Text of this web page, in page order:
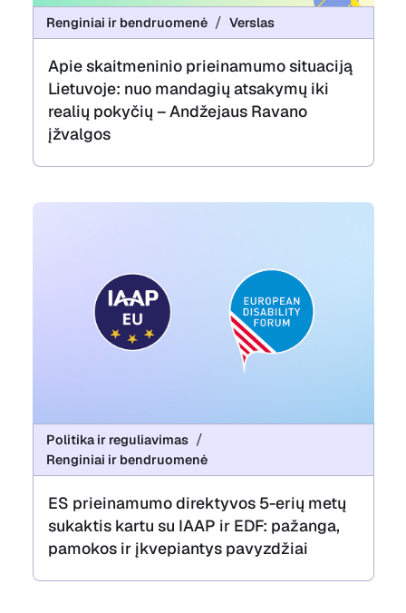
Renginiai ir bendruomenė Verslas
Apie skaitmeninio prieinamumo situaciją
Lietuvoje: nuo mandagių atsakymų iki
realių pokyčių – Andžejaus Ravano
įžvalgos
Politika ir reguliavimas
Renginiai ir bendruomenė
ES prieinamumo direktyvos 5-erių metų
sukaktis kartu su IAAP ir EDF: pažanga,
pamokos ir įkvepiantys pavyzdžiai